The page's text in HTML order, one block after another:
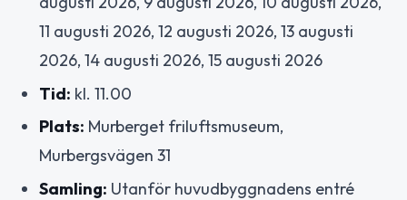
11 augusti 2026, 12 augusti 2026, 13 augusti
2026, 14 augusti 2026, 15 augusti 2026
Tid: kl. 11.00
Plats: Murberget friluftsmuseum,
Murbergsvägen 31
Samling: Utanför huvudbyggnadens entré